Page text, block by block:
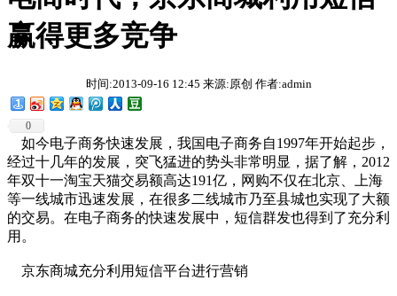
赢得更多竞争
时间:2013-09-16 12:45 来源:原创 作者:admin
0
如今电子商务快速发展，我国电子商务自1997年开始起步，
经过十几年的发展，突飞猛进的势头非常明显，据了解，2012
年双十一淘宝天猫交易额高达191亿，网购不仅在北京、上海
等一线城市迅速发展，在很多二线城市乃至县城也实现了大额
的交易。在电子商务的快速发展中，短信群发也得到了充分利
用。
京东商城充分利用短信平台进行营销